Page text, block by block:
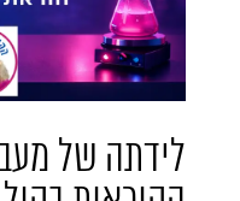
לידתה של